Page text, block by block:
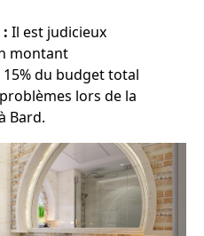
Il est judicieux
montant
du budget total
lors de la
Bard.